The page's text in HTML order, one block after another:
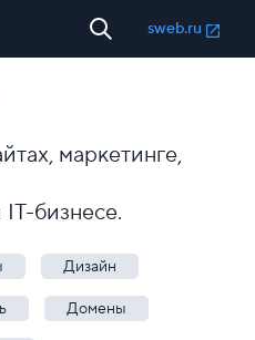
sweb.ru
маркетинге,
бизнесе.
Дизайн
Домены